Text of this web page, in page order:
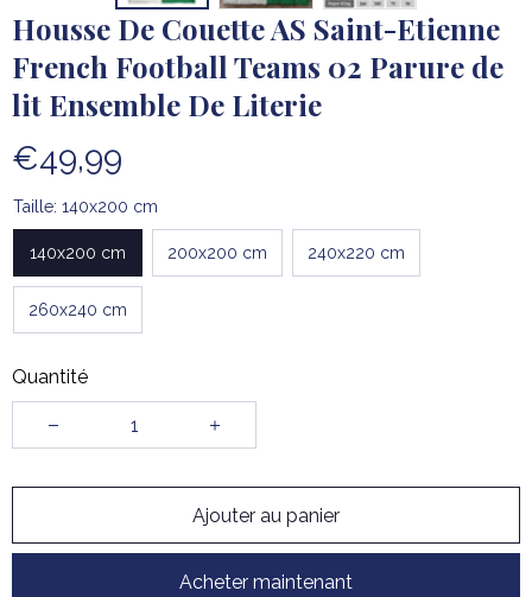
Housse De Couette AS Saint-Etienne
French Football Teams 02 Parure de
lit Ensemble De Literie
€49,99
Taille: 140x200 cm
140x200 cm 200x200 cm 240x220 cm
260x240 cm
Quantité
Ajouter au panier
Acheter maintenant